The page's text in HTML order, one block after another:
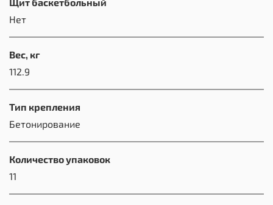
Нет
Вес, кг
112.9
Тип крепления
Бетонирование
Количество упаковок
11